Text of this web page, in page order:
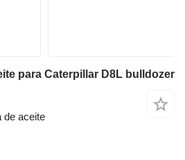
para Caterpillar D8L bulldozer
de aceite